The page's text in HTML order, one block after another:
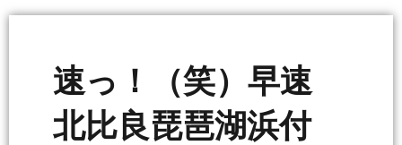
速っ！（笑）早速
北比良琵琶湖浜付